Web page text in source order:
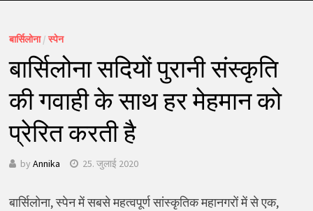
बार्सिलोना/स्पेन
बार्सिलोना सदियों पुरानी संस्कृति
की गवाही के साथ हर मेहमान को
प्रेरित करती है
by Annika 25. जुलाई 2020
बार्सिलोना, स्पेन में सबसे महत्वपूर्ण सांस्कृतिक महानगरों में से एक,